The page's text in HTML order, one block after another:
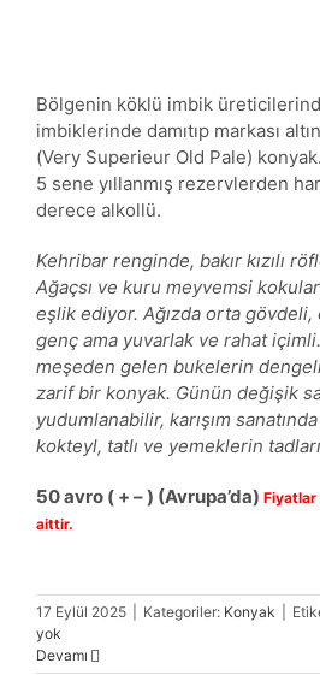
Bölgenin köklü imbik
imbiklerinde damıtıp markası
(Very Superieur Old Pale)
5 sene yıllanmış rezervlerden
derece alkollü.
Kehribar renginde, bakır kızılı
Ağaçsı ve kuru meyvemsi
eşlik ediyor. Ağızda orta gövdeli,
genç ama yuvarlak ve rahat
meşeden gelen bukelerin
zarif bir konyak. Günün değişik
yudumlanabilir, karışım
kokteyl, tatlı ve yemeklerin
50 avro( + – ) (Avrupa’da) Fiyatlar
aittir.
17 Eylül 2025 Kategoriler: Konyak
yok
Devamı